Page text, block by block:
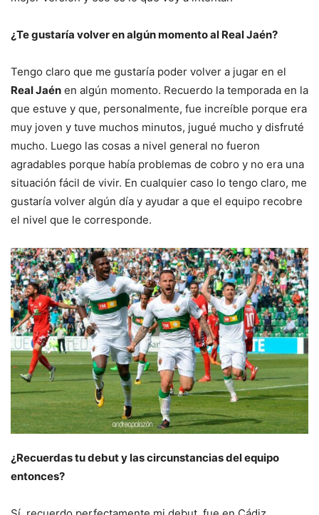
¿Te gustaría volver en algún momento al Real Jaén?
Tengo claro que me gustaría poder volver a jugar en el
Real Jaén en algún momento. Recuerdo la temporada en la
que estuve y que, personalmente, fue increíble porque era
muy joven y tuve muchos minutos, jugué mucho y disfruté
mucho. Luego las cosas a nivel general no fueron
agradables porque había problemas de cobro y no era una
situación fácil de vivir. En cualquier caso lo tengo claro, me
gustaría volver algún día y ayudar a que el equipo recobre
el nivel que le corresponde.
¿Recuerdas tu debut y las circunstancias del equipo
entonces?